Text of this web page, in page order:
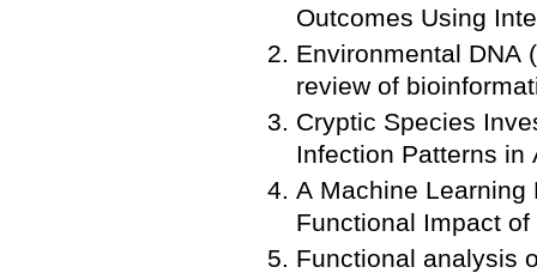
Outcomes Using
Environmental DNA
review of
Cryptic Species
Infection Patterns in
A Machine Learning
Functional Impact
Functional analysis